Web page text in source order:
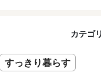
カテゴ
すっきり暮らす